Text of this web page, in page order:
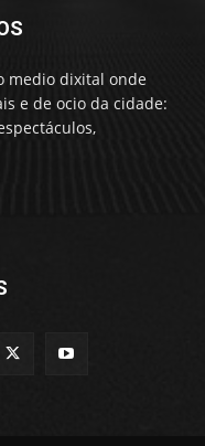
medio dixital onde
e de ocio da cidade: